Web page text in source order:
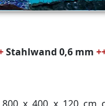
Stahlwand 0,6 mm